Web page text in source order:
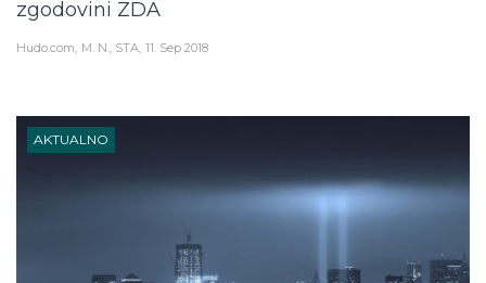
zgodovini ZDA
Hudo.com M. N., STA 11. Sep 2018
AKTUALNO